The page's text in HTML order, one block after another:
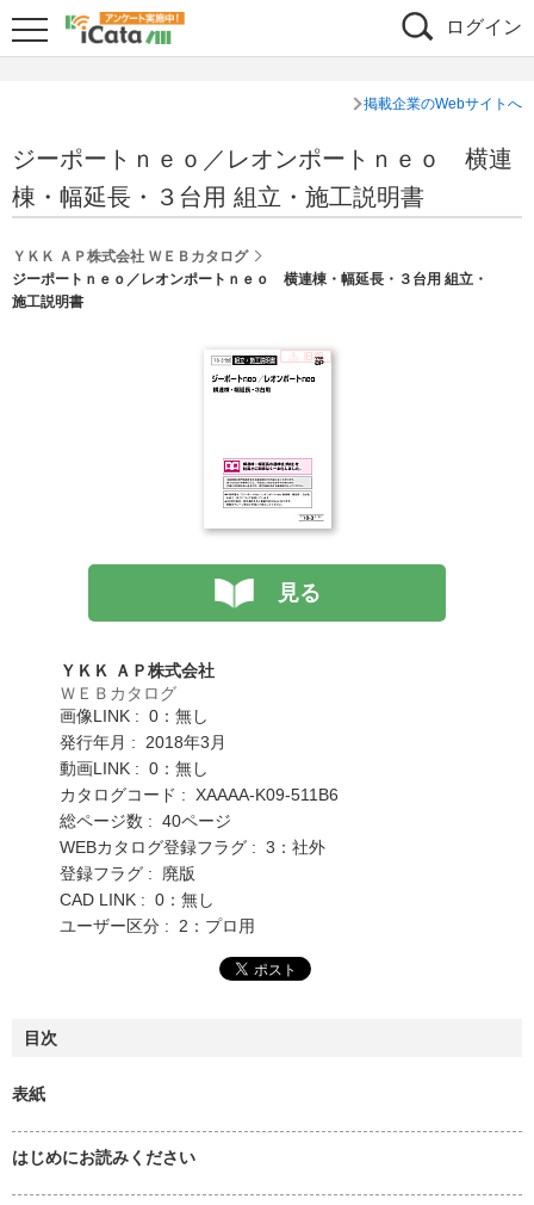
ログイン
掲載企業のWebサイトへ
ジーポートｎｅｏ／レオンポートｎｅｏ 横連
棟・幅延長・３台用 組立・施工説明書
ＹＫＫ ＡＰ株式会社 ＷＥＢカタログ
ジーポートｎｅｏ／レオンポートｎｅｏ 横連棟・幅延長・３台用 組立・
施工説明書
見る
ＹＫＫ ＡＰ株式会社
ＷＥＢカタログ
画像LINK : 0：無し
発行年月 : 2018年3月
動画LINK : 0：無し
カタログコード : XAAAA-K09-511B6
総ページ数 : 40ページ
WEBカタログ登録フラグ : 3：社外
登録フラグ : 廃版
CAD LINK : 0：無し
ユーザー区分 : 2：プロ用
目次
表紙
はじめにお読みください